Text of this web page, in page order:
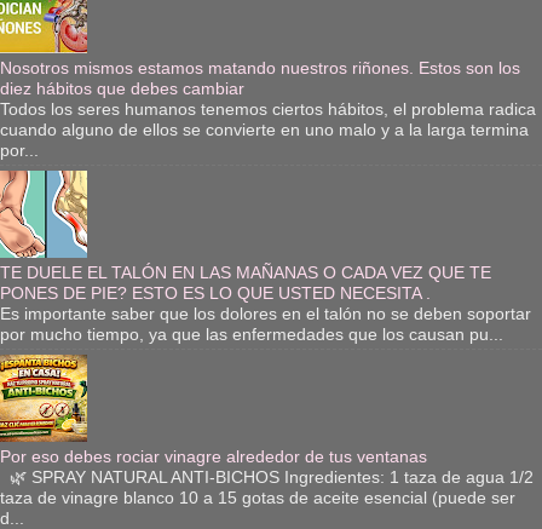
Nosotros mismos estamos matando nuestros riñones. Estos son los
diez hábitos que debes cambiar
Todos los seres humanos tenemos ciertos hábitos, el problema radica
cuando alguno de ellos se convierte en uno malo y a la larga termina
por...
TE DUELE EL TALÓN EN LAS MAÑANAS O CADA VEZ QUE TE
PONES DE PIE? ESTO ES LO QUE USTED NECESITA .
Es importante saber que los dolores en el talón no se deben soportar
por mucho tiempo, ya que las enfermedades que los causan pu...
Por eso debes rociar vinagre alrededor de tus ventanas
🌿 SPRAY NATURAL ANTI-BICHOS Ingredientes: 1 taza de agua 1/2
taza de vinagre blanco 10 a 15 gotas de aceite esencial (puede ser
d...